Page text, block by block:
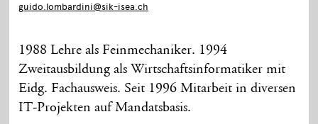
guido.lombardini@sik-isea.ch
1988 Lehre als Feinmechaniker. 1994
Zweitausbildung als Wirtschaftsinformatiker mit
Eidg. Fachausweis. Seit 1996 Mitarbeit in diversen
IT-Projekten auf Mandatsbasis.